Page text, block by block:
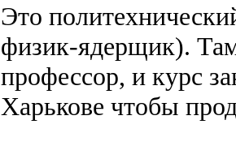
Это
физик-ядерщик).
профессор, и курс
Харькове чтобы